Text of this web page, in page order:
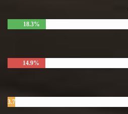
18.3%
14.9%
3.7%